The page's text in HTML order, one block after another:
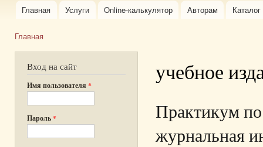
Главное меню
Главная Услуги Online-калькулятор Авторам
Главная
Вход на сайт
Имя пользователя *
Пароль*
учебное
Практикум
журнальная